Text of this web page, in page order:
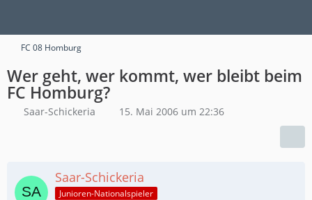
FC 08 Homburg
Wer geht, wer kommt, wer bleibt beim
FC Homburg?
Saar-Schickeria 15. Mai 2006 um 22:36
Saar-Schickeria
Junioren-Nationalspieler